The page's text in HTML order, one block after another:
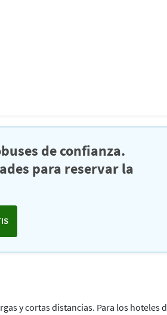
de confianza.
para reservar la
y cortas distancias. Para los hoteles